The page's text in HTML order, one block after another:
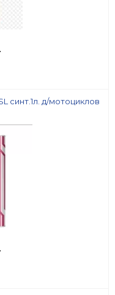
синт.1л. д/мотоциклов